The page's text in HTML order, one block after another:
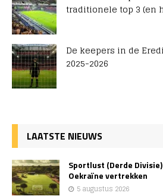
traditionele top 3 (en
De keepers in de
2025-2026
LAATSTE NIEUWS
Sportlust (Derde
Oekraïne vertrekken
5 augustus 2026